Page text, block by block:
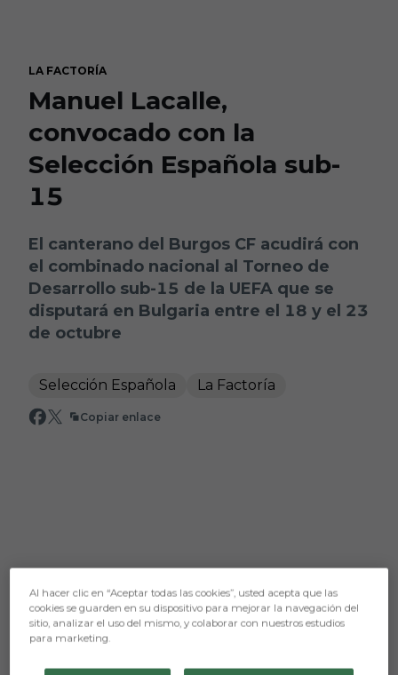
LA FACTORÍA
Manuel Lacalle,
convocado con la
Selección Española sub-
15
El canterano del Burgos CF acudirá con
el combinado nacional al Torneo de
Desarrollo sub-15 de la UEFA que se
disputará en Bulgaria entre el 18 y el 23
de octubre
Selección Española La Factoría
Copiar enlace
Al hacer clic en “Aceptar todas las cookies”, usted acepta que las
cookies se guarden en su dispositivo para mejorar la navegación del
sitio, analizar el uso del mismo, y colaborar con nuestros estudios
para marketing.